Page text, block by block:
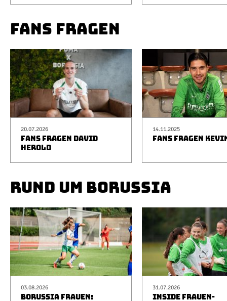
FANS FRAGEN
20.07.2026
FANS FRAGEN DAVID
HEROLD
14.11.2025
FANS FRAGEN
RUND UM BORUSSIA
03.08.2026
BORUSSIA FRAUEN:
31.07.2026
INSIDE FRAUEN-